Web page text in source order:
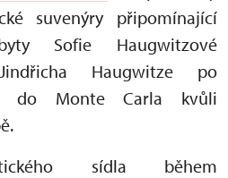
suvenýry připomínající
Sofie Haugwitzové
Haugwitze po
do Monte Carla kvůli
sídla během